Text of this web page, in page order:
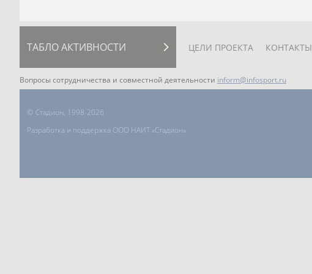
ТАБЛО АКТИВНОСТИ ЦЕЛИ ПРОЕКТА КОНТАКТЫ
Вопросы сотрудничества и совместной деятельности inform@infosport.ru
© Стадион, 1998-2026
Разработка и поддержка ООО НАИТ «Стадион»